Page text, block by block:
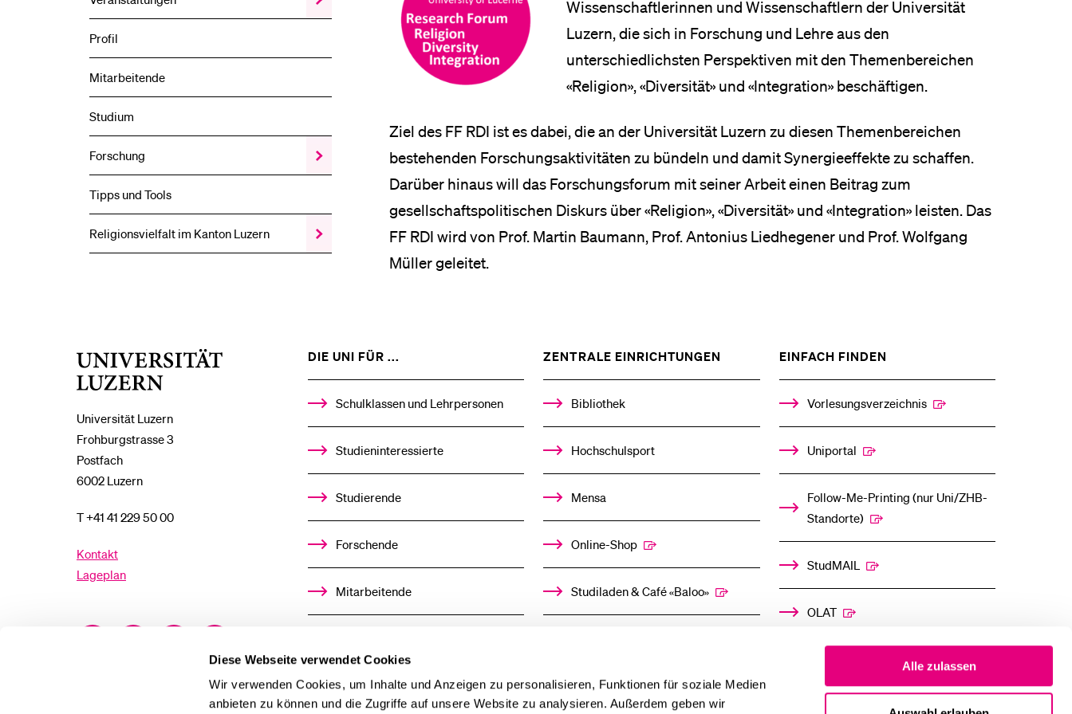
Diese Webseite verwendet Cookies
Wir verwenden Cookies, um Inhalte und Anzeigen zu personalisieren, Funktionen für soziale Medien
anbieten zu können und die Zugriffe auf unsere Website zu analysieren. Außerdem geben wir
Alle zulassen
Zeige
das
Profil
Mitarbeitende
Studium
Forschung
Zeige
das
Tipps und Tools
Religionsvielfalt im Kanton Luzern
Zeige
das
Religionsvielfalt
Wissenschaftlerinnen und Wissenschaftlern der Universität
Luzern, die sich in Forschung und Lehre aus den
unterschiedlichsten Perspektiven mit den Themenbereichen
«Religion», «Diversität» und «Integration» beschäftigen.
Ziel des FF RDI ist es dabei, die an der Universität Luzern zu diesen Themenbereichen
bestehenden Forschungsaktivitäten zu bündeln und damit Synergieeffekte zu schaffen.
Darüber hinaus will das Forschungsforum mit seiner Arbeit einen Beitrag zum
gesellschaftspolitischen Diskurs über «Religion», «Diversität» und «Integration» leisten. Das
FF RDI wird von Prof. Martin Baumann, Prof. Antonius Liedhegener und Prof. Wolfgang
Müller geleitet.
Universität Luzern
Frohburgstrasse 3
Postfach
6002 Luzern
T +41 41 229 50 00
Kontakt
Lageplan
DIE UNI FÜR ...
%1$S
UNTERMENÜ
Schulklassen und Lehrpersonen
Studieninteressierte
Studierende
Forschende
Mitarbeitende
Stellensuchende
ZENTRALE EINRICHTUNGEN
%1$S
UNTERMENÜ
Bibliothek
Hochschulsport
Mensa
Online-Shop
Studiladen & Café «Baloo»
EINFACH FINDEN
%1$S
UNTERMENÜ
Vorlesungsverzeichnis
Uniportal
Follow-Me-Printing­ ­(nur Uni/ZHB-
Standorte)
StudMAIL
OLAT
Mitarbeitende
Alumni
Stellensuchende
Anmeldung und Zulassung